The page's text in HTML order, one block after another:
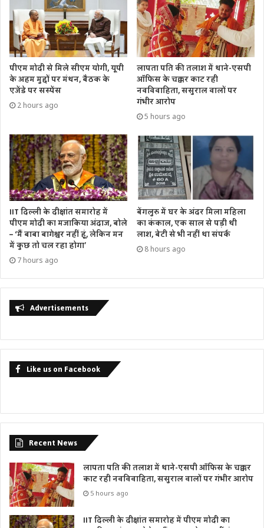
पीएम मोदी से मिले सीएम योगी, यूपी
के अहम मुद्दों पर मंथन, बैठक के
एजेंडे पर सस्पेंस
2 hours ago
लापता पति की तलाश में थाने-एसपी
ऑफिस के चक्कर काट रही
नवविवाहिता, ससुराल वालों पर
गंभीर आरोप
5 hours ago
IIT दिल्ली के दीक्षांत समारोह में
पीएम मोदी का मजाकिया अंदाज, बोले
– ‘मैं बाबा बागेश्वर नहीं हूं, लेकिन मन
में कुछ तो चल रहा होगा’
7 hours ago
बेंगलुरु में घर के अंदर मिला महिला
का कंकाल, एक साल से पड़ी थी
लाश, बेटी से भी नहीं था संपर्क
8 hours ago
Advertisements
Like us on Facebook
Recent News
लापता पति की तलाश में थाने-एसपी ऑफिस के चक्कर
काट रही नवविवाहिता, ससुराल वालों पर गंभीर आरोप
5 hours ago
IIT दिल्ली के दीक्षांत समारोह में पीएम मोदी का